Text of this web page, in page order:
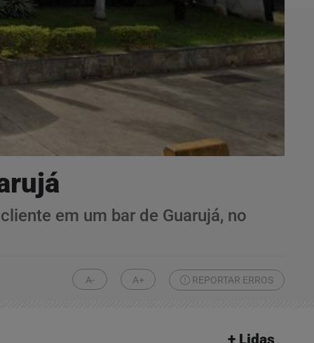
em um bar de Guarujá, no
A- A+ REPORTAR ERROS